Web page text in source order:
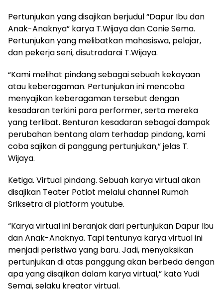
Pertunjukan yang disajikan berjudul “Dapur Ibu dan
Anak-Anaknya” karya T.Wijaya dan Conie Sema.
Pertunjukan yang melibatkan mahasiswa, pelajar,
dan pekerja seni, disutradarai T.Wijaya.
“Kami melihat pindang sebagai sebuah kekayaan
atau keberagaman. Pertunjukan ini mencoba
menyajikan keberagaman tersebut dengan
kesadaran terkini para performer, serta mereka
yang terlibat. Benturan kesadaran sebagai dampak
perubahan bentang alam terhadap pindang, kami
coba sajikan di panggung pertunjukan,” jelas T.
Wijaya.
Ketiga. Virtual pindang. Sebuah karya virtual akan
disajikan Teater Potlot melalui channel Rumah
Sriksetra di platform youtube.
“Karya virtual ini beranjak dari pertunjukan Dapur Ibu
dan Anak-Anaknya. Tapi tentunya karya virtual ini
menjadi peristiwa yang baru. Jadi, menyaksikan
pertunjukan di atas panggung akan berbeda dengan
apa yang disajikan dalam karya virtual,” kata Yudi
Semai, selaku kreator virtual.